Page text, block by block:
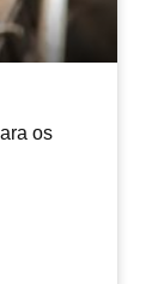
os